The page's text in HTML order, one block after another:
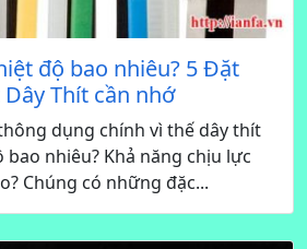
độ bao nhiêu? 5 Đặt
Thít cần nhớ
dụng chính vì thế dây thít
nhiêu? Khả năng chịu lực
Chúng có những đặc...